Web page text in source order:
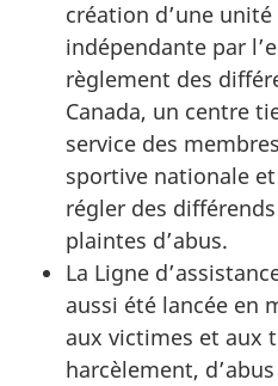
création d’une unité
indépendante par
règlement des
Canada, un centre
service des
sportive nationale
régler des
plaintes d’abus.
La Ligne
aussi été lancée en
aux victimes et aux
harcèlement,